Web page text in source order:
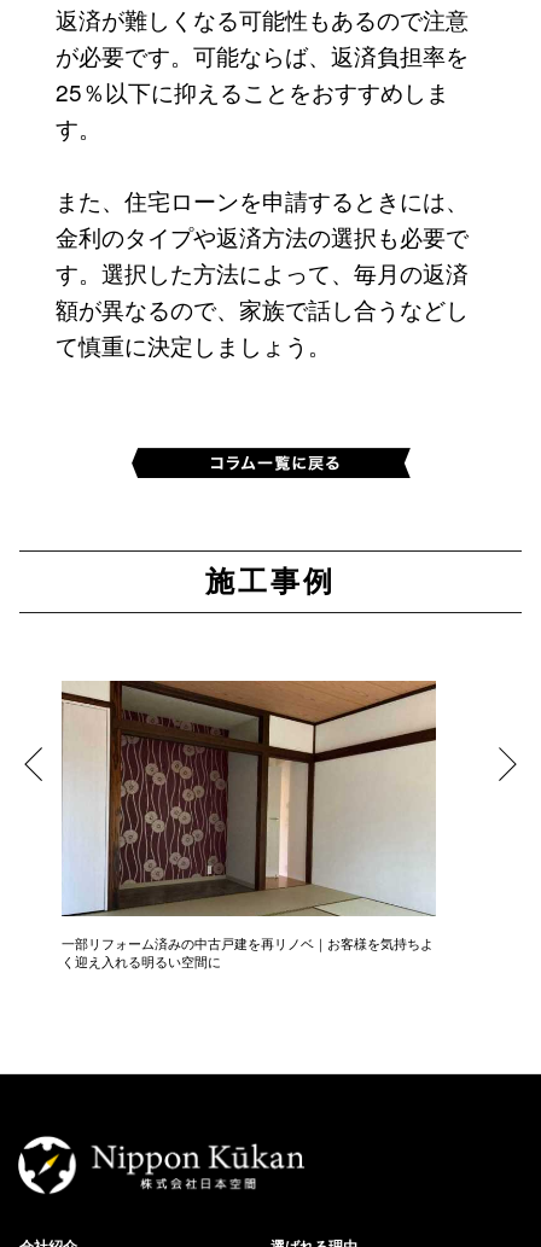
返済が難しくなる可能性もあるので注意
が必要です。可能ならば、返済負担率を
25％以下に抑えることをおすすめしま
す。
また、住宅ローンを申請するときには、
金利のタイプや返済方法の選択も必要で
す。選択した方法によって、毎月の返済
額が異なるので、家族で話し合うなどし
て慎重に決定しましょう。
施工事例
一部リフォーム済みの中古戸建を再リノベ｜お客様を気持ちよ
く迎え入れる明るい空間に